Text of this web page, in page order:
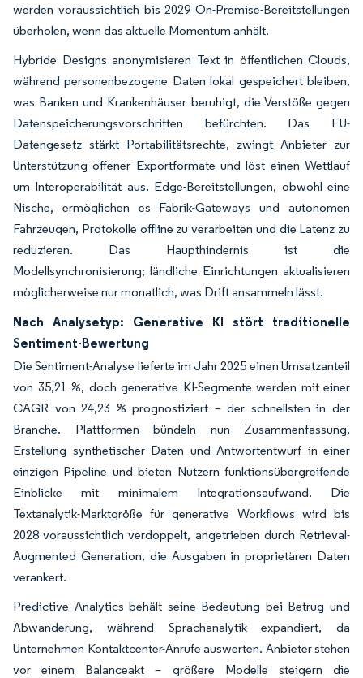
werden voraussichtlich bis 2029 On-Premise-Bereitstellungen
überholen, wenn das aktuelle Momentum anhält.
Hybride Designs anonymisieren Text in öffentlichen Clouds,
während personenbezogene Daten lokal gespeichert bleiben,
was Banken und Krankenhäuser beruhigt, die Verstöße gegen
Datenspeicherungsvorschriften befürchten. Das EU-
Datengesetz stärkt Portabilitätsrechte, zwingt Anbieter zur
Unterstützung offener Exportformate und löst einen Wettlauf
um Interoperabilität aus. Edge-Bereitstellungen, obwohl eine
Nische, ermöglichen es Fabrik-Gateways und autonomen
Fahrzeugen, Protokolle offline zu verarbeiten und die Latenz zu
reduzieren. Das Haupthindernis ist die
Modellsynchronisierung; ländliche Einrichtungen aktualisieren
möglicherweise nur monatlich, was Drift ansammeln lässt.
Nach Analysetyp: Generative KI stört traditionelle
Sentiment-Bewertung
Die Sentiment-Analyse lieferte im Jahr 2025 einen Umsatzanteil
von 35,21 %, doch generative KI-Segmente werden mit einer
CAGR von 24,23 % prognostiziert – der schnellsten in der
Branche. Plattformen bündeln nun Zusammenfassung,
Erstellung synthetischer Daten und Antwortentwurf in einer
einzigen Pipeline und bieten Nutzern funktionsübergreifende
Einblicke mit minimalem Integrationsaufwand. Die
Textanalytik-Marktgröße für generative Workflows wird bis
2028 voraussichtlich verdoppelt, angetrieben durch Retrieval-
Augmented Generation, die Ausgaben in proprietären Daten
verankert.
Predictive Analytics behält seine Bedeutung bei Betrug und
Abwanderung, während Sprachanalytik expandiert, da
Unternehmen Kontaktcenter-Anrufe auswerten. Anbieter stehen
vor einem Balanceakt – größere Modelle steigern die